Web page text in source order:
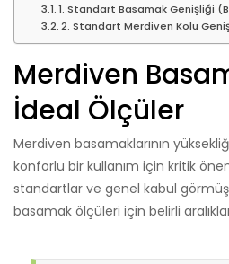
1. Standart Basamak Genişliği
2. Standart Merdiven Kolu
Merdiven
İdeal Ölçüler
Merdiven basamaklarının
konforlu bir kullanım için kritik
standartlar ve genel kabul
basamak ölçüleri için belirli